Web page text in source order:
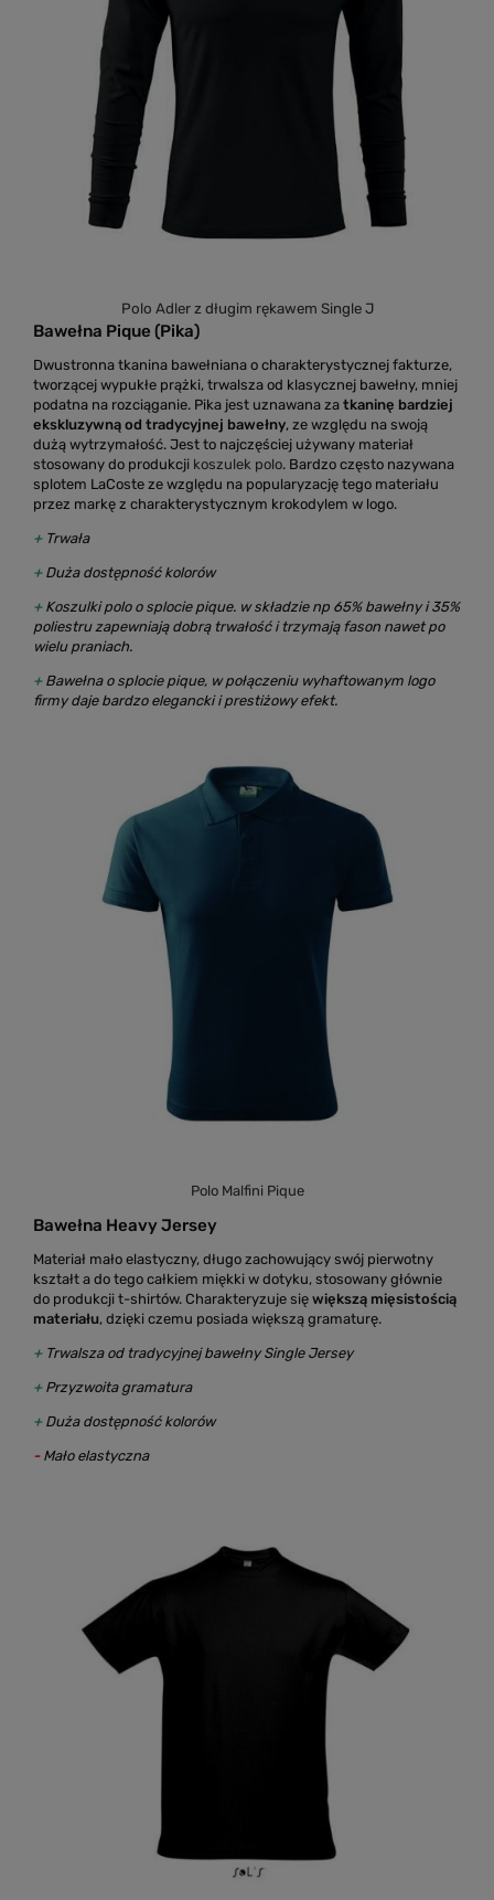
Polo Adler z długim rękawem Single J
Bawełna Pique (Pika)
Dwustronna tkanina bawełniana o charakterystycznej fakturze,
tworzącej wypukłe prążki, trwalsza od klasycznej bawełny, mniej
podatna na rozciąganie. Pika jest uznawana za tkaninę bardziej
ekskluzywną od tradycyjnej bawełny, ze względu na swoją
dużą wytrzymałość. Jest to najczęściej używany materiał
stosowany do produkcji koszulek polo. Bardzo często nazywana
splotem LaCoste ze względu na popularyzację tego materiału
przez markę z charakterystycznym krokodylem w logo.
+ Trwała
+ Duża dostępność kolorów
+ Koszulki polo o splocie pique. w składzie np 65% bawełny i 35%
poliestru zapewniają dobrą trwałość i trzymają fason nawet po
wielu praniach.
+ Bawełna o splocie pique, w połączeniu wyhaftowanym logo
firmy daje bardzo elegancki i prestiżowy efekt.
Polo Malfini Pique
Bawełna Heavy Jersey
Materiał mało elastyczny, długo zachowujący swój pierwotny
kształt a do tego całkiem miękki w dotyku, stosowany głównie
do produkcji t-shirtów. Charakteryzuje się większą mięsistością
materiału, dzięki czemu posiada większą gramaturę.
+ Trwalsza od tradycyjnej bawełny Single Jersey
+ Przyzwoita gramatura
+ Duża dostępność kolorów
-Mało elastyczna